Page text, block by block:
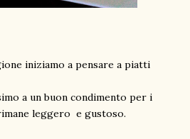
iniziamo a pensare a piatti
a un buon condimento per i
leggero e gustoso.